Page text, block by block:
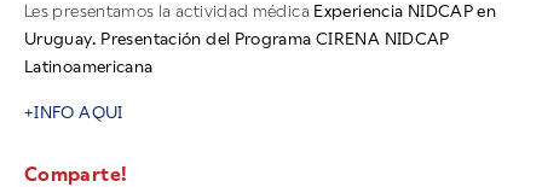
Les presentamos la actividad médica Experiencia NIDCAP en
Uruguay. Presentación del Programa CIRENA NIDCAP
Latinoamericana
+INFO AQUI
Comparte!